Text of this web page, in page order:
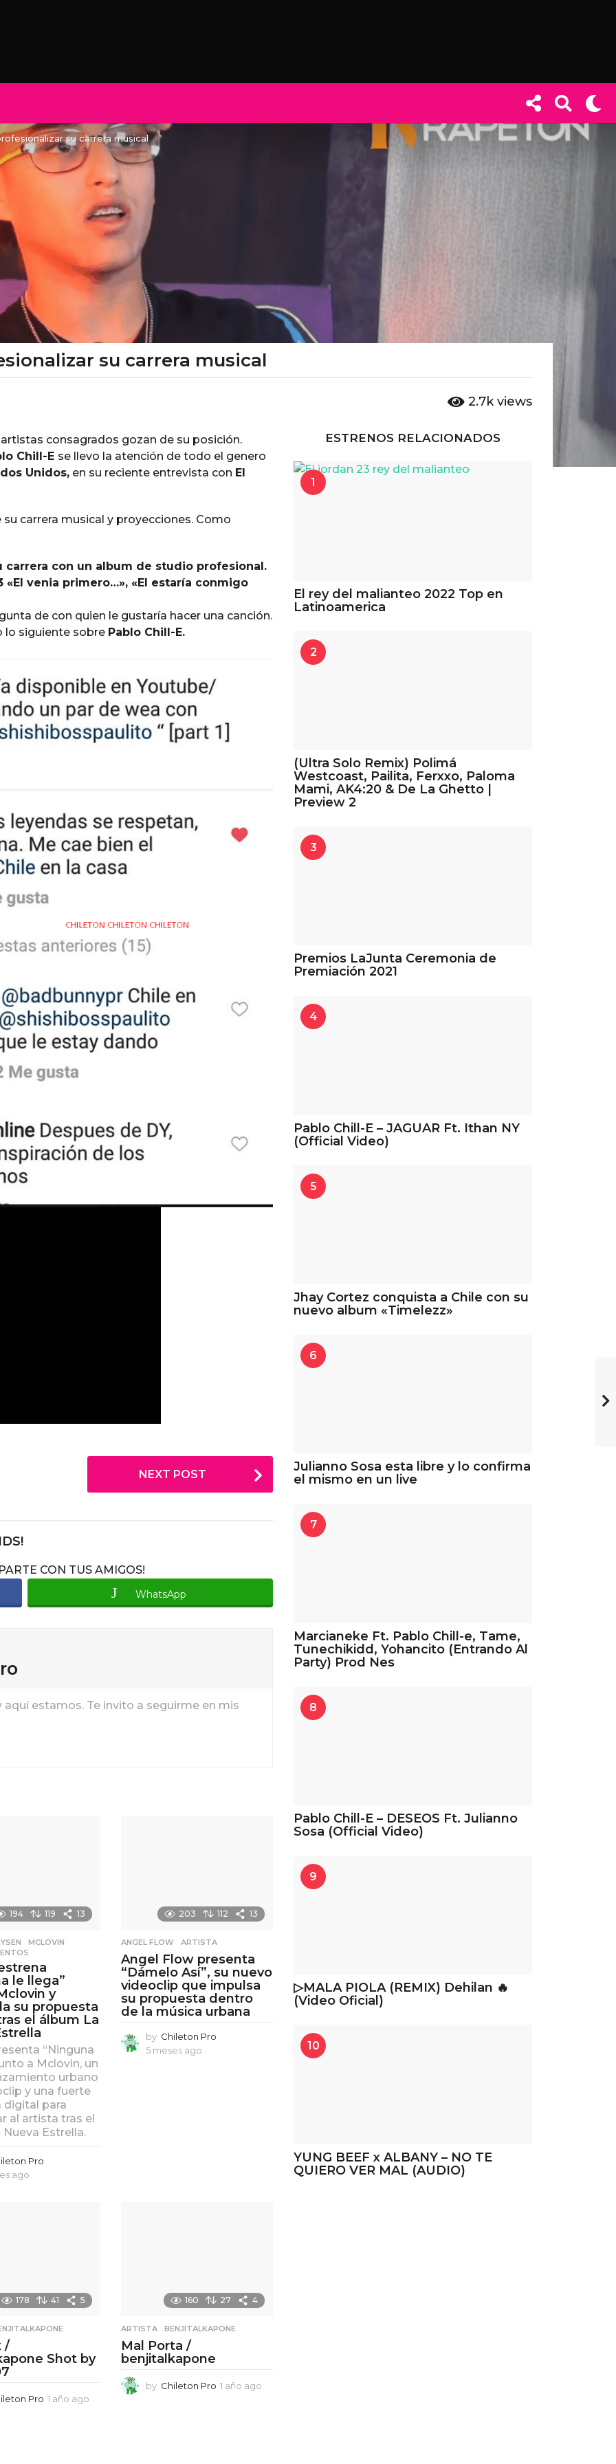
su carrera musical
su carrera musical
2.7k views
consagrados gozan de su posición.
Chill-E se llevo la atención de todo el genero
Unidos, en su reciente entrevista con El
carrera musical y proyecciones. Como
carrera con un album de studio profesional.
«El venia primero…», «El estaría conmigo
de con quien le gustaría hacer una canción.
lo siguiente sobre Pablo Chill-E.
NEXT POST
CON TUS AMIGOS!
WhatsApp
aquí estamos. Te invito a seguirme en mis
194 119 13
,MCLOVIN
le llega”
y
su propuesta
el álbum La
“Ninguna
a Mclovin, un
urbano
y una fuerte
digital para
al artista tras el
Estrella.
Pro
ago
203 112 13
ANGEL FLOW ,ARTISTA
Angel Flow presenta
“Dámelo Así”, su nuevo
videoclip que impulsa
su propuesta dentro
de la música urbana
by Chileton Pro
5 meses ago
178 41 5
/
Shot by
Pro 1 año ago
160 27 4
ARTISTA ,BENJITALKAPONE
Mal Porta /
benjitalkapone
by Chileton Pro 1 año ago
ESTRENOS RELACIONADOS
1
El rey del malianteo 2022 Top en
Latinoamerica
2
(Ultra Solo Remix) Polimá
Westcoast, Pailita, Ferxxo, Paloma
Mami, AK4:20 & De La Ghetto |
Preview 2
3
Premios LaJunta Ceremonia de
Premiación 2021
4
Pablo Chill-E – JAGUAR Ft. Ithan NY
(Official Video)
5
Jhay Cortez conquista a Chile con su
nuevo album «Timelezz»
6
Julianno Sosa esta libre y lo confirma
el mismo en un live
7
Marcianeke Ft. Pablo Chill-e, Tame,
Tunechikidd, Yohancito (Entrando Al
Party) Prod Nes
8
Pablo Chill-E – DESEOS Ft. Julianno
Sosa (Official Video)
9
▷MALA PIOLA (REMIX) Dehilan 🔥
(Video Oficial)
10
YUNG BEEF x ALBANY – NO TE
QUIERO VER MAL (AUDIO)